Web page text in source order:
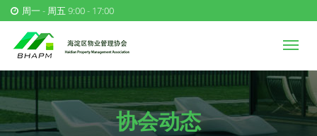
周一 - 周五 9:00 - 17:00
协会动态